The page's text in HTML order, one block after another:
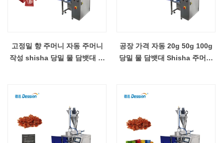
고정밀 향 주머니 자동 주머니
작성 shisha 당밀 물 담뱃대 포
공장 가격 자동 20g 50g 100g
당밀 물 담뱃대 Shisha 주머니